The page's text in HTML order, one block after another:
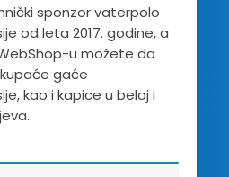
sponzor vaterpolo
od leta 2017. godine, a
u možete da
gaće
kao i kapice u beloj i